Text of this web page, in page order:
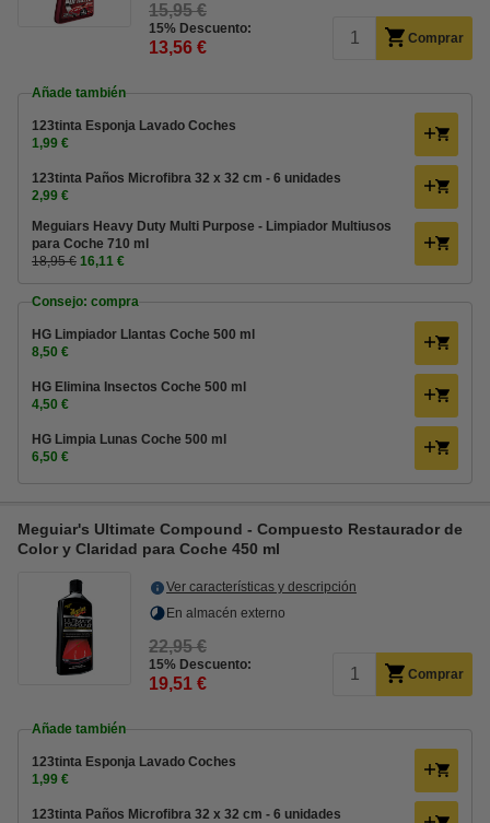
15,95 €
15% Descuento:
13,56 € Comprar
Añade también
123tinta Esponja Lavado Coches
1,99 €
123tinta Paños Microfibra 32 x 32 cm - 6 unidades
2,99 €
Meguiars Heavy Duty Multi Purpose - Limpiador Multiusos
para Coche 710 ml
18,95 € 16,11 €
Consejo: compra
HG Limpiador Llantas Coche 500 ml
8,50 €
HG Elimina Insectos Coche 500 ml
4,50 €
HG Limpia Lunas Coche 500 ml
6,50 €
Meguiar's Ultimate Compound - Compuesto Restaurador de
Color y Claridad para Coche 450 ml
Ver características y descripción
En almacén externo
22,95 €
15% Descuento:
19,51 € Comprar
Añade también
123tinta Esponja Lavado Coches
1,99 €
123tinta Paños Microfibra 32 x 32 cm - 6 unidades